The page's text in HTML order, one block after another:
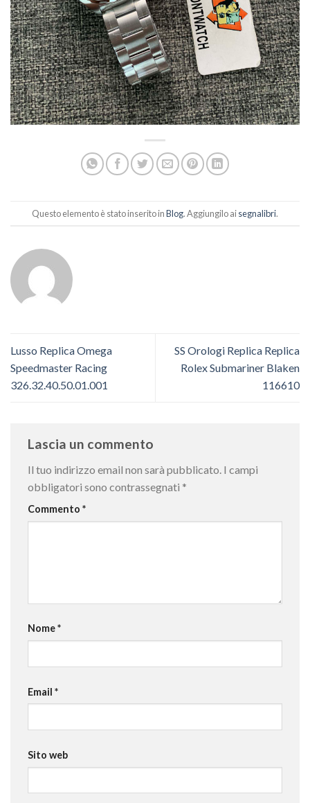
Questo elemento è stato inserito inBlog. Aggiungilo aisegnalibri.
Lusso Replica Omega
Speedmaster Racing
326.32.40.50.01.001
SS Orologi Replica Replica
Rolex Submariner Blaken
116610
Lascia un commento
Il tuo indirizzo email non sarà pubblicato. I campi
obbligatori sono contrassegnati *
Commento *
Nome*
Email *
Sito web